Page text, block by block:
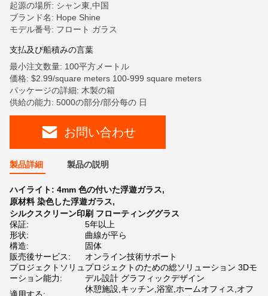
起源の場所: シャン東,中国
ブランド名: Hope Shine
モデル番号: フロート ガラス
支払及び船積みの言葉
最小注文数量: 100平方メートル
価格: $2.99/square meters 100-999 square meters
パッケージの詳細: 木製の箱
供給の能力: 5000の部分/部分每の 日
お問い合わせ
製品詳細 製品の説明
ハイライト: 4mm 色の付いた浮遊ガラス,
原材料 染色した浮遊ガラス,
シルクスクリーン印刷 フローティンググラス
保証:
5年以上
形状:
曲線が平ら
構造:
固体
販売後サービス:
オンライン技術サポート
プロジェクトソリュ
ーション能力:
プロジェクトのための総ソリューション 3Dモ
デル設計 グラフィックデザイン
休憩施設,キッチン,浴室,ホームオフィス,オフ